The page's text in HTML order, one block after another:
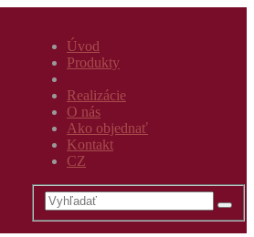
Úvod
Produkty
Realizácie
O nás
Ako objednať
Kontakt
CZ